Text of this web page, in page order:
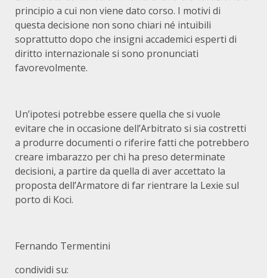
principio a cui non viene dato corso. I motivi di
questa decisione non sono chiari né intuibili
soprattutto dopo che insigni accademici esperti di
diritto internazionale si sono pronunciati
favorevolmente.
Un’ipotesi potrebbe essere quella che si vuole
evitare che in occasione dell’Arbitrato si sia costretti
a produrre documenti o riferire fatti che potrebbero
creare imbarazzo per chi ha preso determinate
decisioni, a partire da quella di aver accettato la
proposta dell’Armatore di far rientrare la Lexie sul
porto di Koci.
Fernando Termentini
condividi su: